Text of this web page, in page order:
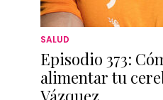
SALUD
Episodio 373:
alimentar tu
Vázquez